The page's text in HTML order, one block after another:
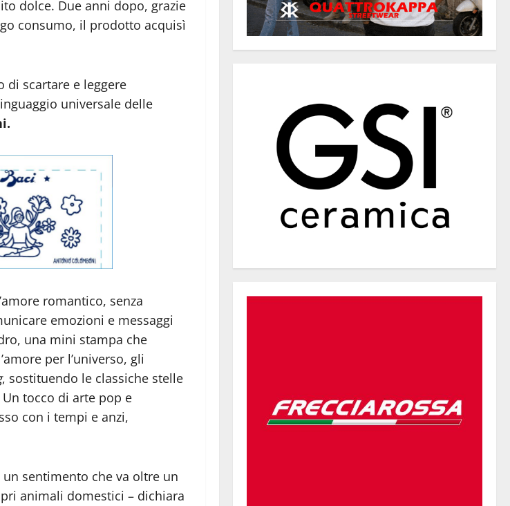
dolce. Due anni dopo, grazie
consumo, il prodotto acquisì
di scartare e leggere
universale delle
romantico, senza
emozioni e messaggi
una mini stampa che
per l’universo, gli
, sostituendo le classiche stelle
tocco di arte pop e
con i tempi e anzi,
sentimento che va oltre un
animali domestici – dichiara